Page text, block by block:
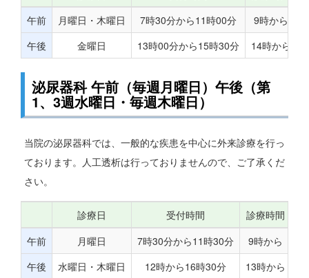
午前
月曜日・木曜日 7時30分から11時00分
9時から
午後
金曜日 13時00分から15時30分 14時から
泌尿器科 午前（毎週月曜日）午後（第
1、3週水曜日・毎週木曜日）
当院の泌尿器科では、一般的な疾患を中心に外来診療を行っ
ております。人工透析は行っておりませんので、ご了承くだ
さい。
診療日 受付時間
診療時間
午前
月曜日 7時30分から11時30分
9時から
午後
水曜日・木曜日 12時から16時30分 13時から